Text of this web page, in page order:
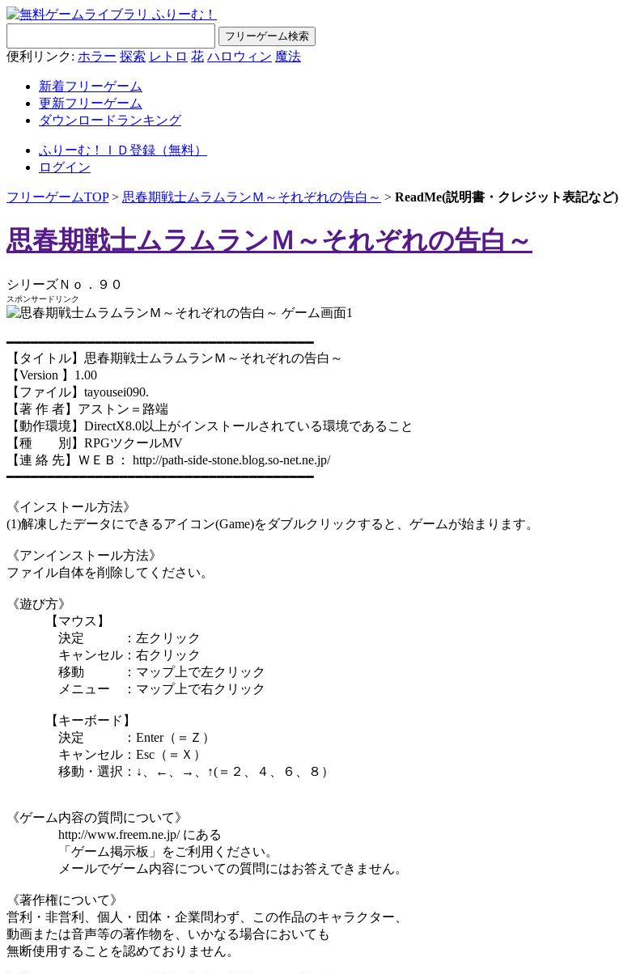
便利リンク: ホラー 探索 レトロ 花 ハロウィン 魔法
新着フリーゲーム
更新フリーゲーム
ダウンロードランキング
ふりーむ！ＩＤ登録（無料）
ログイン
フリーゲームTOP> 思春期戦士ムラムランＭ～それぞれの告白～ > ReadMe(説明書・クレジット表記など)
思春期戦士ムラムランＭ～それぞれの告白～
シリーズＮｏ．９０
スポンサードリンク
━━━━━━━━━━━━━━━━━━━━━━━━━━━━━━━━━━━━━━
【タイトル】思春期戦士ムラムランＭ～それぞれの告白～
【Version 】1.00
【ファイル】tayousei090.
【著 作 者】アストン＝路端
【動作環境】DirectX8.0以上がインストールされている環境であること
【種 別】RPGツクールMV
【連 絡 先】ＷＥＢ： http://path-side-stone.blog.so-net.ne.jp/
━━━━━━━━━━━━━━━━━━━━━━━━━━━━━━━━━━━━━━
《インストール方法》
(1)解凍したデータにできるアイコン(Game)をダブルクリックすると、ゲームが始まります。
《アンインストール方法》
ファイル自体を削除してください。
《遊び方》
【マウス】
決定 ：左クリック
キャンセル：右クリック
移動 ：マップ上で左クリック
メニュー ：マップ上で右クリック
【キーボード】
決定 ：Enter（＝Ｚ）
キャンセル：Esc（＝Ｘ）
移動・選択：↓、←、→、↑(＝２、４、６、８）
《ゲーム内容の質問について》
http://www.freem.ne.jp/ にある
「ゲーム掲示板」をご利用ください。
メールでゲーム内容についての質問にはお答えできません。
《著作権について》
営利・非営利、個人・団体・企業問わず、この作品のキャラクター、
動画または音声等の著作物を、いかなる場合においても
無断使用することを認めておりません。